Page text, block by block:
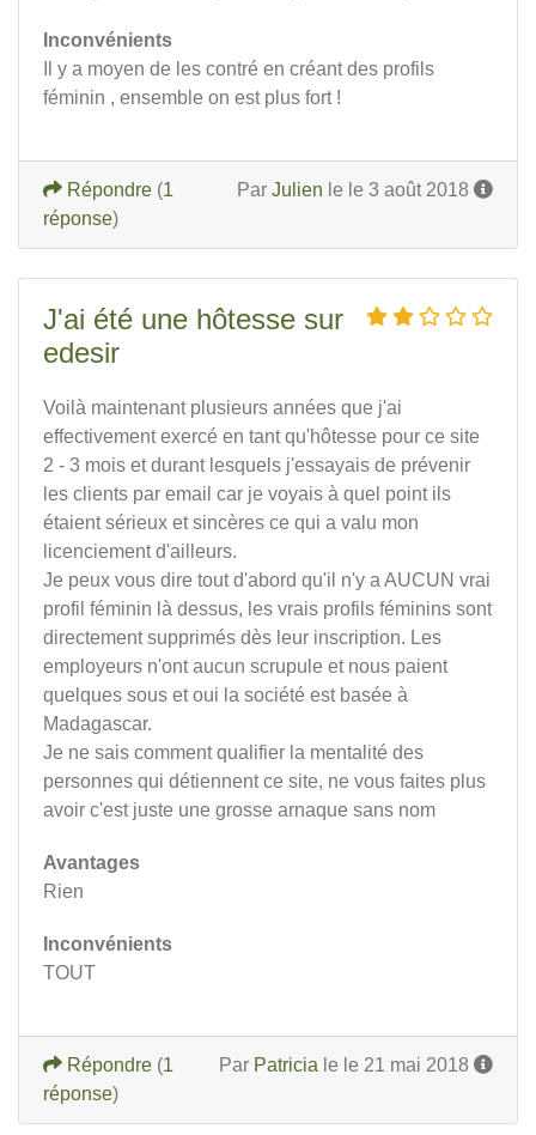
Inconvénients
Il y a moyen de les contré en créant des profils
féminin , ensemble on est plus fort !
Par Julien le le 3 août 2018
Répondre (1
réponse)
J'ai été une hôtesse sur
edesir
Voilà maintenant plusieurs années que j'ai
effectivement exercé en tant qu'hôtesse pour ce site
2 - 3 mois et durant lesquels j'essayais de prévenir
les clients par email car je voyais à quel point ils
étaient sérieux et sincères ce qui a valu mon
licenciement d'ailleurs.
Je peux vous dire tout d'abord qu'il n'y a AUCUN vrai
profil féminin là dessus, les vrais profils féminins sont
directement supprimés dès leur inscription. Les
employeurs n'ont aucun scrupule et nous paient
quelques sous et oui la société est basée à
Madagascar.
Je ne sais comment qualifier la mentalité des
personnes qui détiennent ce site, ne vous faites plus
avoir c'est juste une grosse arnaque sans nom
Avantages
Rien
Inconvénients
TOUT
Par Patricia le le 21 mai 2018
Répondre (1
réponse)